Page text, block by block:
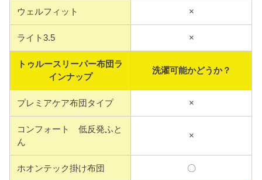
ウェルフィット ×
ライト3.5 ×
トゥルースリーパー布団ラ
インナップ
洗濯可能かどうか？
プレミアケア布団タイプ ×
コンフォート 低反発ふと
ん
×
ホオンテック掛け布団 〇